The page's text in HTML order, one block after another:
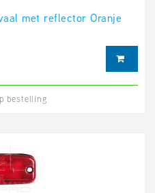
met reflector Oranje
bestelling